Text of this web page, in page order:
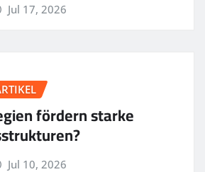
Jul 17, 2026
fördern starke
Jul 10, 2026